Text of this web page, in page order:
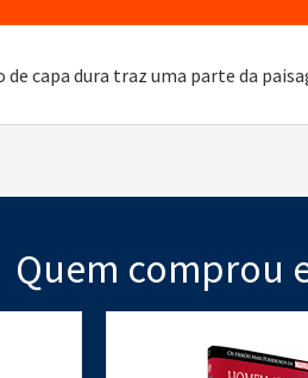
de capa dura traz uma parte da
Quem comprou